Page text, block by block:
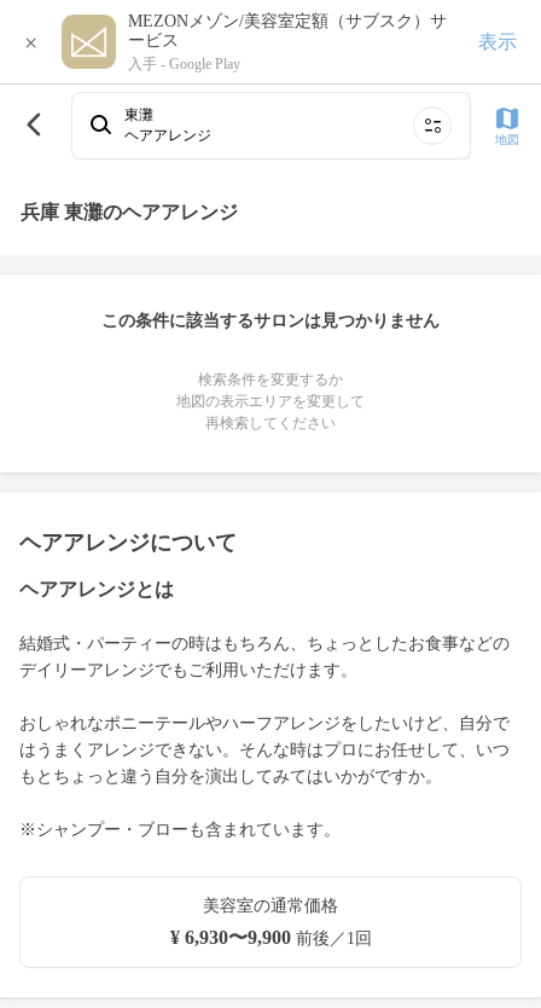
×
MEZONメゾン/美容室定額（サブスク）サ
ービス
入手 - Google Play
表示
東灘
ヘアアレンジ
地図
兵庫 東灘のヘアアレンジ
この条件に該当するサロンは見つかりません
検索条件を変更するか
地図の表示エリアを変更して
再検索してください
ヘアアレンジについて
ヘアアレンジとは
結婚式・パーティーの時はもちろん、ちょっとしたお食事などの
デイリーアレンジでもご利用いただけます。
おしゃれなポニーテールやハーフアレンジをしたいけど、自分で
はうまくアレンジできない。そんな時はプロにお任せして、いつ
もとちょっと違う自分を演出してみてはいかがですか。
※シャンプー・ブローも含まれています。
美容室の通常価格
¥ 6,930〜9,900前後／1回